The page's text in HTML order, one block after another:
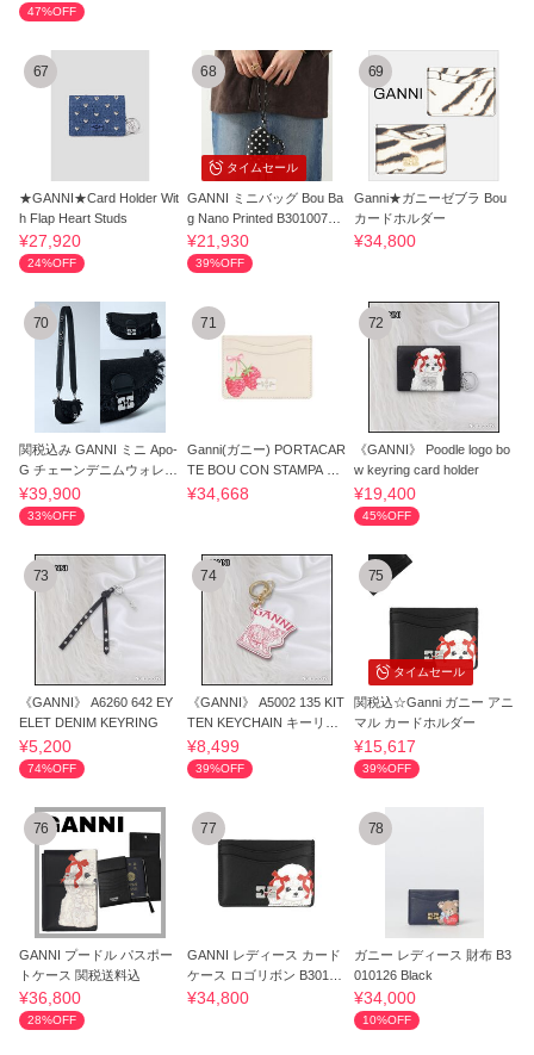
47%OFF
67
★GANNI★Card Holder Wit
h Flap Heart Studs
¥27,920
24%OFF
タイムセール
68
GANNI ミニバッグ Bou Ba
g Nano Printed B3010077
チャーム
¥21,930
39%OFF
69
Ganni★ガニーゼブラ Bou
カードホルダー
¥34,800
70
関税込み GANNI ミニ Apo-
G チェーンデニムウォレッ
ト
¥39,900
33%OFF
71
Ganni(ガニー) PORTACAR
TE BOU CON STAMPA RA
SPBERRY
¥34,668
72
《GANNI》 Poodle logo bo
w keyring card holder
¥19,400
45%OFF
73
《GANNI》 A6260 642 EY
ELET DENIM KEYRING
¥5,200
74%OFF
74
《GANNI》 A5002 135 KIT
TEN KEYCHAIN キーリン
グ
¥8,499
39%OFF
タイムセール
75
関税込☆Ganni ガニー アニ
マル カードホルダー
¥15,617
39%OFF
76
GANNI プードル パスポー
トケース 関税送料込
¥36,800
28%OFF
77
GANNI レディース カード
ケース ロゴリボン B30101
18 099
¥34,800
78
ガニー レディース 財布 B3
010126 Black
¥34,000
10%OFF